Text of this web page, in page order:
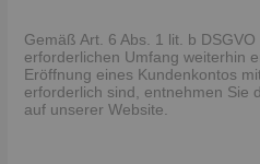
Gemäß Art. 6 Abs. 1 lit. b
erforderlichen Umfang weiterhin
Eröffnung eines Kundenkontos
erforderlich sind, entnehmen Sie
auf unserer Website.